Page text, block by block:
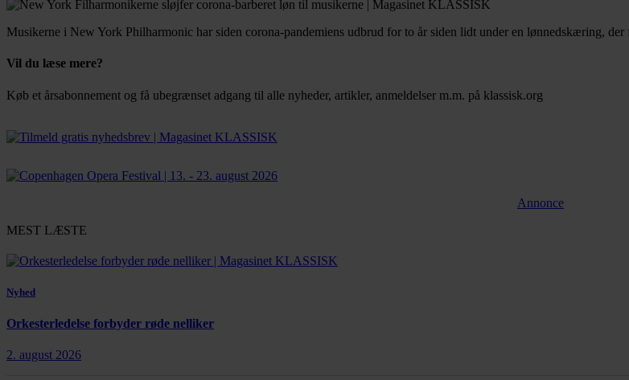
Musikerne i New York Philharmonic har siden corona-pandemiens udbrud for to år siden lidt under en lønnedskæring,
Vil du læse mere?
Køb et årsabonnement og få ubegrænset adgang til alle nyheder, artikler, anmeldelser m.m. på klassisk.org
Annonce
MEST LÆSTE
Nyhed
Orkesterledelse forbyder røde nelliker
2. august 2026